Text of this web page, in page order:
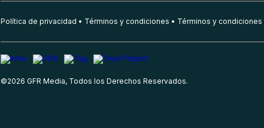
Política de privacidad Términos y condiciones Términos y
©2026 GFR Media, Todos los Derechos Reservados.